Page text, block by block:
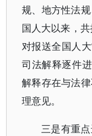
规、地方性法
国人大以来，
对报送全国人
司法解释逐件
解释存在与法
理意见。
三是有重